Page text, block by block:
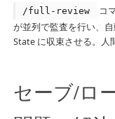
/full-review
コ
が並列で監査を行い、
State に収束させる。人
セーブ/ロ